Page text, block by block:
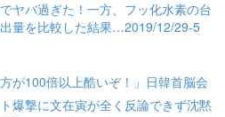
ヤバ過ぎた！一方、フッ化水素の台
量を比較した結果…2019/12/29-5
が100倍以上酷いぞ！」日韓首脳会
爆撃に文在寅が全く反論できず沈黙